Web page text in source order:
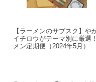
【ラーメンのサブスク】や
イチロウがテーマ別に厳選
メン定期便（2024年5月）